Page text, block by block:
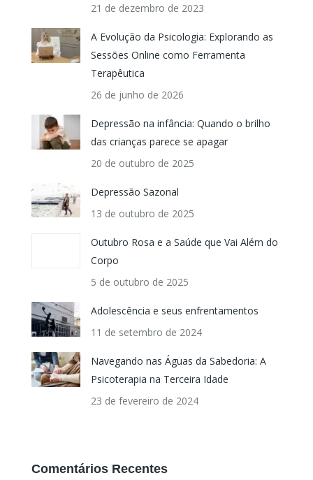
21 de dezembro de 2023
A Evolução da Psicologia: Explorando as
Sessões Online como Ferramenta
Terapêutica
26 de junho de 2026
Depressão na infância: Quando o brilho
das crianças parece se apagar
20 de outubro de 2025
Depressão Sazonal
13 de outubro de 2025
Outubro Rosa e a Saúde que Vai Além do
Corpo
5 de outubro de 2025
Adolescência e seus enfrentamentos
11 de setembro de 2024
Navegando nas Águas da Sabedoria: A
Psicoterapia na Terceira Idade
23 de fevereiro de 2024
Comentários Recentes